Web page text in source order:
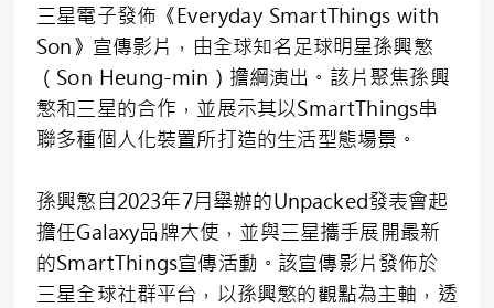
三星電子發佈《Everyday SmartThings with
Son》宣傳影片，由全球知名足球明星孫興慜
（Son Heung-min）擔綱演出。該片聚焦孫興
慜和三星的合作，並展示其以SmartThings串
聯多種個人化裝置所打造的生活型態場景。
孫興慜自2023年7月舉辦的Unpacked發表會起
擔任Galaxy品牌大使，並與三星攜手展開最新
的SmartThings宣傳活動。該宣傳影片發佈於
三星全球社群平台，以孫興慜的觀點為主軸，透